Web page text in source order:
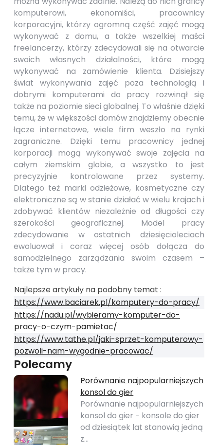
komputerowi, ekonomiści, pracownicy
korporacyjni, którzy ogromną część zajęć mogą
wykonywać z domu, a także wszelkiej maści
freelancerzy, którzy zdecydowali się na otwarcie
swoich własnych działalności, które mogą
wykonywać na zamówienie klienta. Dzisiejszy
świat wykonywania zajęć poza technologią i
dobrymi komputerami do pracy rozwinął się
także na poziomie sieci globalnej. To właśnie dzięki
temu, że w większości domów znajdziemy obecnie
łącze internetowe, wiele firm weszło na rynki
zagraniczne. Dzięki temu pracownicy jednej
korporacji mogą wykonywać swoje zajęcia na
całym ziemskim globie, a wszystko to jest
precyzyjnie kontrolowane przez systemy.
Dlatego też marki odzieżowe, kosmetyczne czy
elektroniczne są w stanie działać w wielu krajach i
zdobywać klientów niezależnie od długości czy
szerokości geograficznej. Model pracy
zdecydowanie w ostatnich dziesięcioleciach
ewoluował i coraz więcej osób dołącza do
samodzielnego zarządzania swoim czasem –
także tym w pracy.
Najlepsze artykuły na podobny temat :
https://www.baciarek.pl/komputery-do-pracy/
https://nadu.pl/wybieramy-komputer-do-
pracy-o-czym-pamietac/
https://www.tathe.pl/jaki-sprzet-komputerowy-
pozwoli-nam-wygodnie-pracowac/
Polecamy
Porównanie najpopularniejszych
konsol do gier
Porównanie najpopularniejszych
konsol do gier - konsole do gier
od dziesiątek lat stanowią jedną
z…